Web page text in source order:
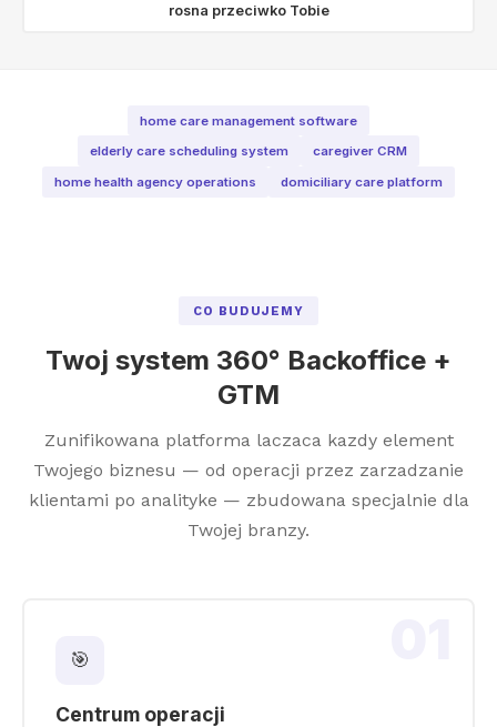
rosna przeciwko Tobie
home care management software
elderly care scheduling system
caregiver CRM
home health agency operations
domiciliary care platform
CO BUDUJEMY
Twoj system 360° Backoffice +
GTM
Zunifikowana platforma laczaca kazdy element
Twojego biznesu — od operacji przez zarzadzanie
klientami po analityke — zbudowana specjalnie dla
Twojej branzy.
🎯
Centrum operacji